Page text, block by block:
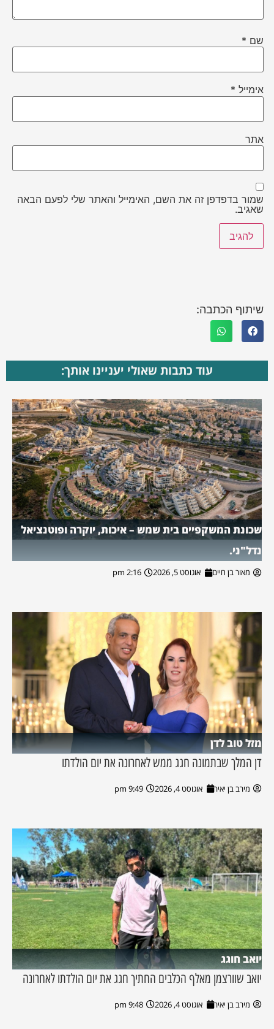
שם *
אימייל *
אתר
שמור בדפדפן זה את השם, האימייל והאתר שלי לפעם הבאה
שאגיב.
שיתוף הכתבה:
עוד כתבות שאולי יעניינו אותך:
שכונת המשקפיים בית שמש – איכות, יוקרה ופוטנציאל
נדל"ני.
מאור בן חיים אוגוסט 5, 2026 2:16 pm
מזל טוב לדן
דן המלך שבתמונה חגג ממש לאחרונה את יום הולדתו
מירב בן יאיר אוגוסט 4, 2026 9:49 pm
יואב חוגג
יואב שוורצמן מאלף הכלבים החתיך חגג את יום הולדתו לאחרונה
מירב בן יאיר אוגוסט 4, 2026 9:48 pm